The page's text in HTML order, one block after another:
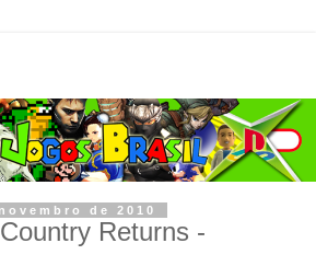
de 2010
Returns -